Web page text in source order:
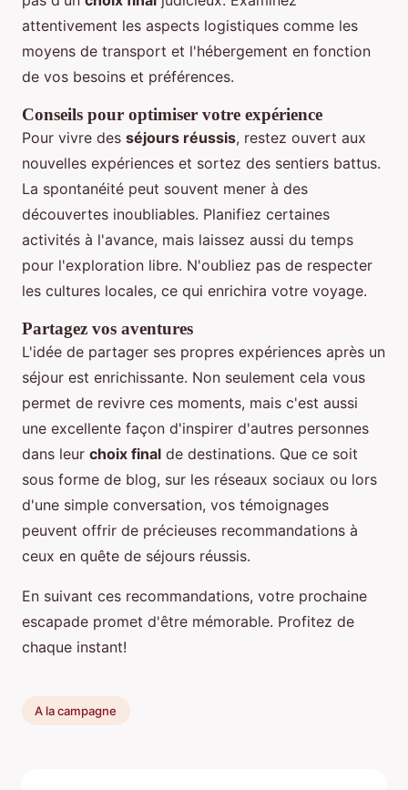
attentivement les aspects logistiques comme les
moyens de transport et l'hébergement en fonction
de vos besoins et préférences.
Conseils pour optimiser votre expérience
Pour vivre des séjours réussis, restez ouvert aux
nouvelles expériences et sortez des sentiers battus.
La spontanéité peut souvent mener à des
découvertes inoubliables. Planifiez certaines
activités à l'avance, mais laissez aussi du temps
pour l'exploration libre. N'oubliez pas de respecter
les cultures locales, ce qui enrichira votre voyage.
Partagez vos aventures
L'idée de partager ses propres expériences après un
séjour est enrichissante. Non seulement cela vous
permet de revivre ces moments, mais c'est aussi
une excellente façon d'inspirer d'autres personnes
dans leur choix final de destinations. Que ce soit
sous forme de blog, sur les réseaux sociaux ou lors
d'une simple conversation, vos témoignages
peuvent offrir de précieuses recommandations à
ceux en quête de séjours réussis.
En suivant ces recommandations, votre prochaine
escapade promet d'être mémorable. Profitez de
chaque instant!
A la campagne